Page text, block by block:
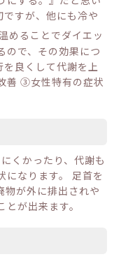
すが、他にも冷や
めることでダイエッ
ので、その効果につ
良くして代謝を上
善 ③女性特有の症状
くかったり、代謝も
になります。 足首を
物が外に排出されや
とが出来ます。